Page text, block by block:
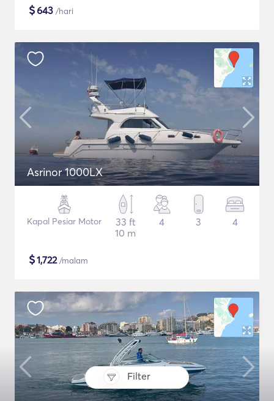
Filter
$643 /hari
Asrinor 1000LX
Kapal Pesiar Motor
33 ft
10 m
4 3 4
$1,722/malam